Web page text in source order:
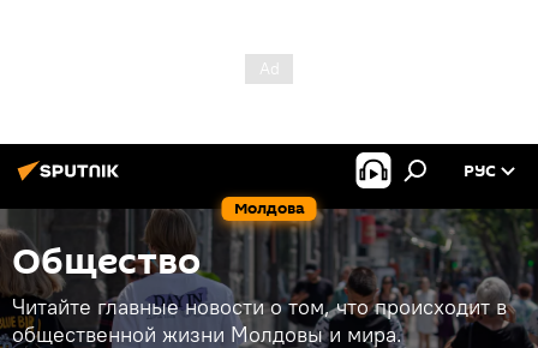
Молдова
РУС
Общество
Читайте главные новости о том, что происходит в
общественной жизни Молдовы и мира.